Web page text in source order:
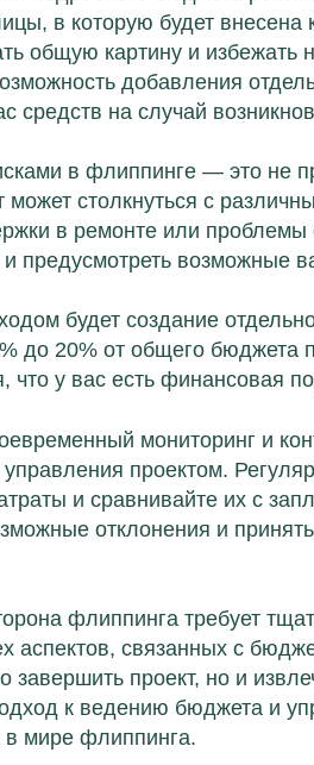
в которую будет
общую картину и
добавления
средств на случай
в флиппинге — это не
может столкнуться с
в ремонте или
и предусмотреть возможные
будет создание
до 20% от общего бюджета
что у вас есть финансовая
мониторинг и
проектом.
и сравнивайте их с
отклонения и
флиппинга требует
аспектов, связанных с
завершить проект, но и
к ведению бюджета и
в мире флиппинга.